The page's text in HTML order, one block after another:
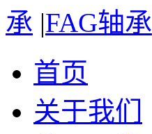
承 |FAG轴承
首页
关于我们